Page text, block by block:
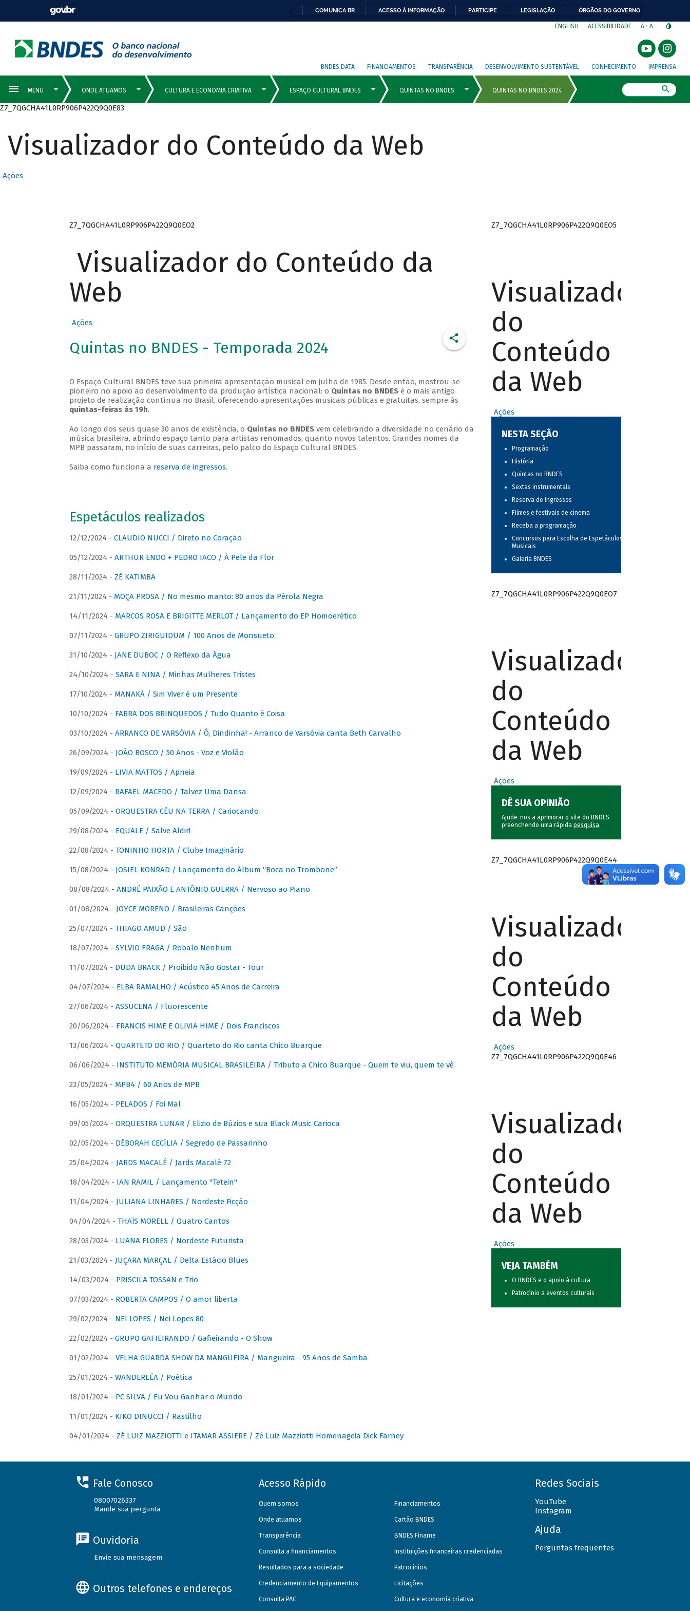
COMUNICA BR ACESSO À INFORMAÇÃO PARTICIPE LEGISLAÇÃO ÓRGÃOS DO GOVERNO
ENGLISH ACESSIBILIDADE A+ A-
BNDES DATA FINANCIAMENTOS TRANSPARÊNCIA DESENVOLVIMENTO SUSTENTÁVEL CONHECIMENTO IMPRENSA
Z7_7QGCHA41L0RP906P422Q9Q0E83
Visualizador do Conteúdo da Web
Ações
Z7_7QGCHA41L0RP906P422Q9Q0EO2
Visualizador do Conteúdo da
Web
Ações
Quintas no BNDES - Temporada 2024
O Espaço Cultural BNDES teve sua primeira apresentação musical em julho de 1985. Desde então, mostrou-se
pioneiro no apoio ao desenvolvimento da produção artística nacional: o Quintas no BNDESé o mais antigo
projeto de realização contínua no Brasil, oferecendo apresentações musicais públicas e gratuitas, sempre às
quintas-feiras às 19h.
Ao longo dos seus quase 30 anos de existência, o Quintas no BNDESvem celebrando a diversidade no cenário da
música brasileira, abrindo espaço tanto para artistas renomados, quanto novos talentos. Grandes nomes da
MPB passaram, no início de suas carreiras, pelo palco do Espaço Cultural BNDES.
Saiba como funciona a reserva de ingressos.
Espetáculos realizados
12/12/2024 - CLAUDIO NUCCI / Direto no Coração
05/12/2024 - ARTHUR ENDO + PEDRO IACO / À Pele da Flor
28/11/2024 - ZÉ KATIMBA
21/11/2024 - MOÇA PROSA / No mesmo manto: 80 anos da Pérola Negra
14/11/2024 - MARCOS ROSA E BRIGITTE MERLOT / Lançamento do EP Homoerético
07/11/2024 - GRUPO ZIRIGUIDUM / 100 Anos de Monsueto.
31/10/2024 - JANE DUBOC / O Reflexo da Água
24/10/2024 - SARA E NINA / Minhas Mulheres Tristes
17/10/2024 - MANAKÁ / Sim Viver é um Presente
10/10/2024 - FARRA DOS BRINQUEDOS / Tudo Quanto é Coisa
03/10/2024 - ARRANCO DE VARSÓVIA / Ô, Dindinha! - Arranco de Varsóvia canta Beth Carvalho
26/09/2024 - JOÃO BOSCO / 50 Anos - Voz e Violão
19/09/2024 - LIVIA MATTOS / Apneia
12/09/2024 - RAFAEL MACEDO / Talvez Uma Dansa
05/09/2024 - ORQUESTRA CÉU NA TERRA / Cariocando
29/08/2024 - EQUALE / Salve Aldir!
22/08/2024 - TONINHO HORTA / Clube Imaginário
15/08/2024 - JOSIEL KONRAD / Lançamento do Álbum “Boca no Trombone”
08/08/2024 - ANDRÉ PAIXÃO E ANTÔNIO GUERRA / Nervoso ao Piano
01/08/2024 - JOYCE MORENO / Brasileiras Canções
25/07/2024 - THIAGO AMUD / São
18/07/2024 - SYLVIO FRAGA / Robalo Nenhum
11/07/2024 - DUDA BRACK / Proibido Não Gostar - Tour
04/07/2024 - ELBA RAMALHO / Acústico 45 Anos de Carreira
27/06/2024 - ASSUCENA / Fluorescente
20/06/2024 - FRANCIS HIME E OLIVIA HIME / Dois Franciscos
13/06/2024 - QUARTETO DO RIO / Quarteto do Rio canta Chico Buarque
06/06/2024 - INSTITUTO MEMÓRIA MUSICAL BRASILEIRA / Tributo a Chico Buarque - Quem te viu, quem te vê
23/05/2024 - MPB4 / 60 Anos de MPB
16/05/2024 - PELADOS / Foi Mal
09/05/2024 - ORQUESTRA LUNAR / Elizio de Búzios e sua Black Music Carioca
02/05/2024 - DÉBORAH CECÍLIA / Segredo de Passarinho
25/04/2024 - JARDS MACALÉ / Jards Macalé 72
18/04/2024 - IAN RAMIL / Lançamento "Tetein"
11/04/2024 - JULIANA LINHARES / Nordeste Ficção
04/04/2024 - THAÏS MORELL / Quatro Cantos
28/03/2024 - LUANA FLORES / Nordeste Futurista
21/03/2024 - JUÇARA MARÇAL / Delta Estácio Blues
14/03/2024 - PRISCILA TOSSAN e Trio
07/03/2024 - ROBERTA CAMPOS / O amor liberta
29/02/2024 - NEI LOPES / Nei Lopes 80
22/02/2024 - GRUPO GAFIEIRANDO / Gafieirando - O Show
01/02/2024 - VELHA GUARDA SHOW DA MANGUEIRA / Mangueira - 95 Anos de Samba
25/01/2024 - WANDERLÉA / Poética
18/01/2024 - PC SILVA / Eu Vou Ganhar o Mundo
11/01/2024 - KIKO DINUCCI / Rastilho
04/01/2024 - ZÉ LUIZ MAZZIOTTI e ITAMAR ASSIERE / Zé Luiz Mazziotti Homenageia Dick Farney
Z7_7QGCHA41L0RP906P422Q9Q0EO5
Visualizador
do
Conteúdo
da Web
Ações
NESTA SEÇÃO
Programação
História
Quintas no BNDES
Sextas instrumentais
Reserva de ingressos
Filmes e festivais de cinema
Receba a programação
Concursos para Escolha de Espetáculos
Musicais
Galeria BNDES
Z7_7QGCHA41L0RP906P422Q9Q0EO7
Visualizador
do
Conteúdo
da Web
Ações
DÊ SUA OPINIÃO
Ajude-nos a aprimorar o site do BNDES
preenchendo uma rápida pesquisa.
Z7_7QGCHA41L0RP906P422Q9Q0E44
Visualizador
do
Conteúdo
da Web
Ações
Z7_7QGCHA41L0RP906P422Q9Q0E46
Visualizador
do
Conteúdo
da Web
Ações
VEJA TAMBÉM
O BNDES e o apoio à cultura
Patrocínio a eventos culturais
Fale Conosco
08007026337
Mande sua pergunta
Ouvidoria
Envie sua mensagem
Outros telefones e endereços
Acesso Rápido
Quem somos
Onde atuamos
Transparência
Consulta a financiamentos
Resultados para a sociedade
Credenciamento de Equipamentos
Consulta PAC
Financiamentos
Cartão BNDES
BNDES Finame
Instituições financeiras credenciadas
Patrocínios
Licitações
Cultura e economia criativa
Redes Sociais
YouTube
Instagram
Ajuda
Perguntas frequentes